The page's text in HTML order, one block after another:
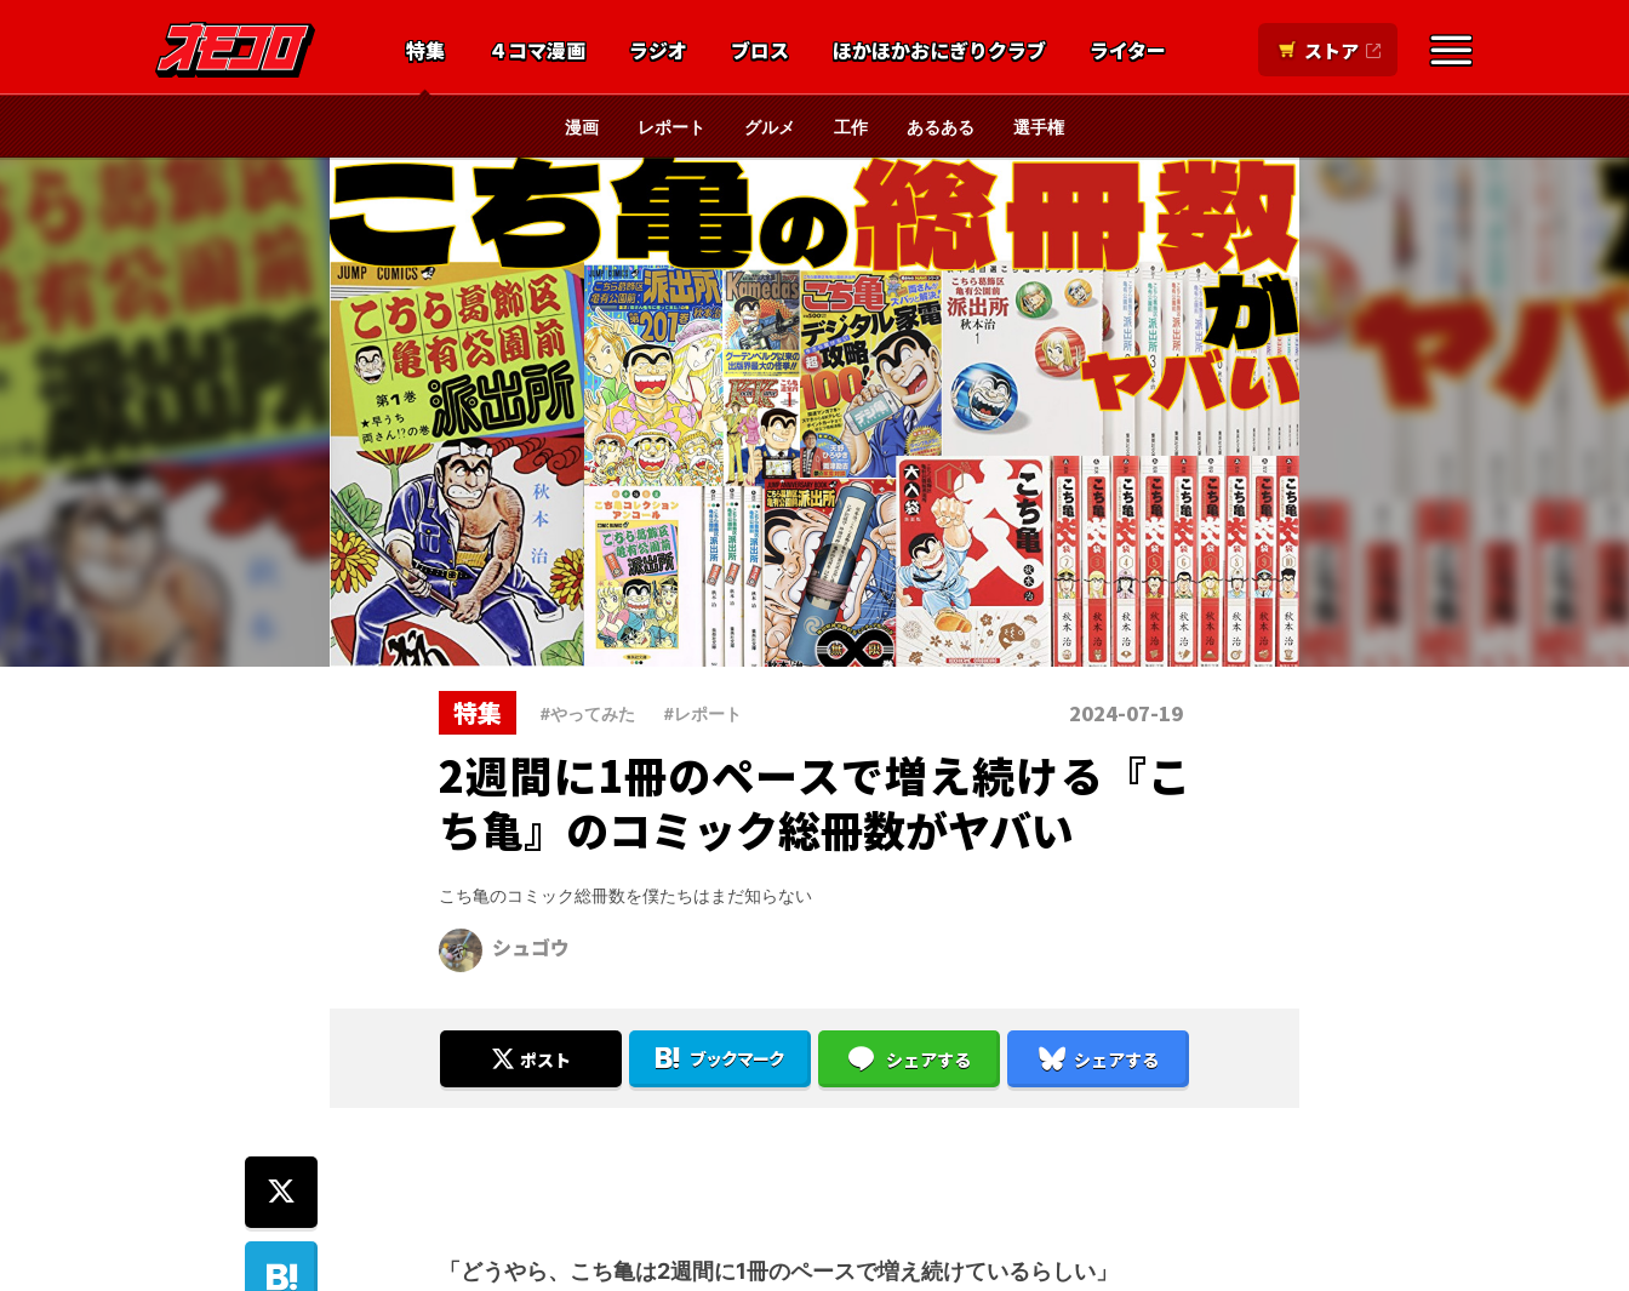
特集 ４コマ漫画 ラジオ ブロス ほかほかおにぎりクラブ ライター ストア
漫画 レポート グルメ 工作 あるある 選手権
特集 #やってみた #レポート 2024-07-19
2週間に1冊のペースで増え続ける『こ
ち亀』のコミック総冊数がヤバい
こち亀のコミック総冊数を僕たちはまだ知らない
シュゴウ
ポスト ブックマーク シェアする シェアする
「どうやら、こち亀は2週間に1冊のペースで増え続けているらしい」